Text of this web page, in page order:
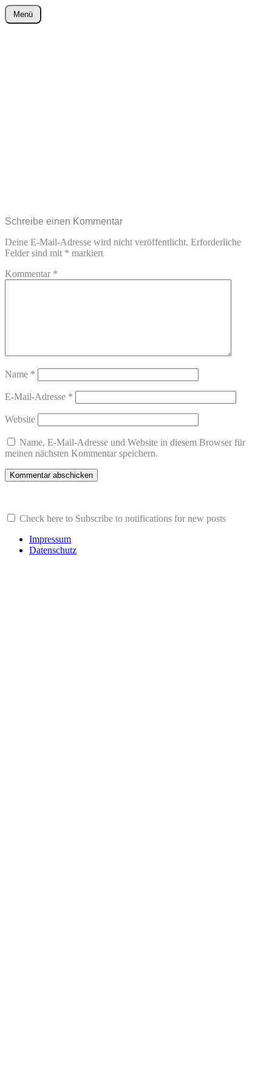
wurster-cartoon-blog.de
Menü
Zum
Inhalt
Schreibe einen Kommentar
Deine E-Mail-Adresse wird nicht veröffentlicht. Erforderliche
Felder sind mit * markiert
Kommentar *
Name *
E-Mail-Adresse *
Website
Name, E-Mail-Adresse und Website in diesem Browser für
meinen nächsten Kommentar speichern.
Check here to Subscribe to notifications for new posts
Impressum
Datenschutz